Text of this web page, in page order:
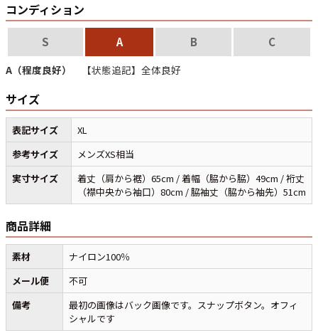
パンツ
W35,W36 W37以上
Search by Maniacマニアックから探す
バンド
Tシャツ
Tシャツ
Tシャツ
ボロ ミリタリー
すべてのマニアックを見る
Search by Period年代から探す
コンディション
S A B C
A（程度良好） 【状態追記】全体良好
サイズ
表記サイズ
XL
参考サイズ
メンズXS相当
実寸サイズ
着丈（肩から裾）65cm / 着幅（脇から脇）49cm / 裄丈
（襟中央から袖口）80cm / 脇袖丈（脇から袖先）51cm
商品詳細
素材
ナイロン100％
メール便
不可
備考
最初の画像はバック画像です。スナップボタン。オフィ
シャルです